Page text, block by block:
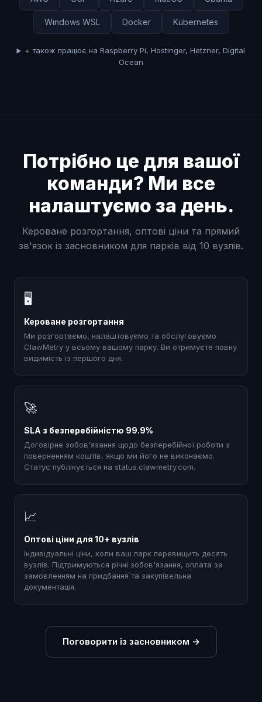
Windows WSL Docker Kubernetes
+ також працює на Raspberry Pi, Hostinger, Hetzner, Digital
Ocean
Потрібно це для вашої
команди? Ми все
налаштуємо за день.
Кероване розгортання, оптові ціни та прямий
зв'язок із засновником для парків від 10 вузлів.
🖥
Кероване розгортання
Ми розгортаємо, налаштовуємо та обслуговуємо
ClawMetry у всьому вашому парку. Ви отримуєте повну
видимість із першого дня.
🚀
SLA з безперебійністю 99.9%
Договірне зобов'язання щодо безперебійної роботи з
поверненням коштів, якщо ми його не виконаємо.
Статус публікується на status.clawmetry.com.
📈
Оптові ціни для 10+ вузлів
Індивідуальні ціни, коли ваш парк перевищить десять
вузлів. Підтримуються річні зобов'язання, оплата за
замовленням на придбання та закупівельна
документація.
Поговорити із засновником →